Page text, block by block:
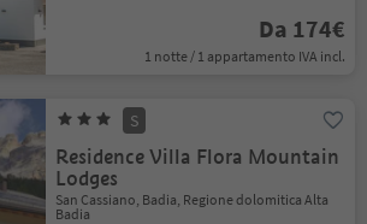
Da 174€
1 notte / 1 appartamento IVA incl.
S
Residence Villa Flora Mountain
Lodges
San Cassiano, Badia, Regione dolomitica Alta
Badia